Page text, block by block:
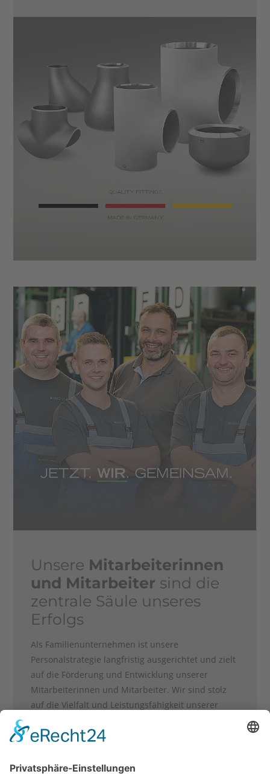
Unsere Mitarbeiterinnen
und Mitarbeiter sind die
zentrale Säule unseres
Erfolgs
Als Familienunternehmen ist unsere
Personalstrategie langfristig ausgerichtet und zielt
auf die Förderung und Entwicklung unserer
Mitarbeiterinnen und Mitarbeiter. Wir sind stolz
auf die Vielfalt und Leistungsfähigkeit unserer
Talenten und erfahrenen Mitarbeitenden stellen
nächste Generation von Talenten weitergegeben